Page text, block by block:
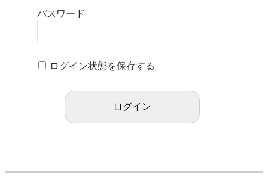
パスワード
ログイン状態を保存する